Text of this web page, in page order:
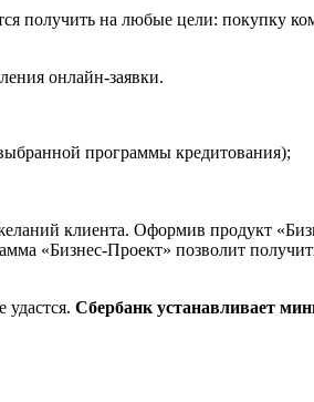
получить на любые цели: покупку
онлайн-заявки.
программы кредитования);
клиента. Оформив продукт
«Бизнес-Проект» позволит
Сбербанк устанавливает